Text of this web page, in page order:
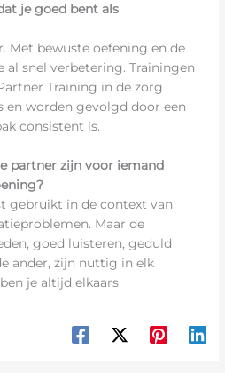
je goed bent als
Met bewuste oefening en de
al snel verbetering. Trainingen
Training in de zorg
en worden gevolgd door een
consistent is.
partner zijn voor iemand
gebruikt in de context van
Maar de
goed luisteren, geduld
ander, zijn nuttig in elk
je altijd elkaars